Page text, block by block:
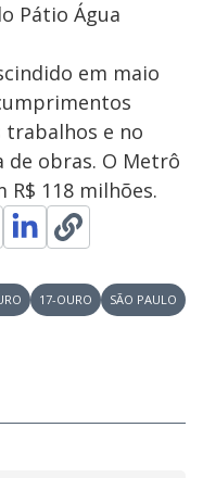
Pátio Água
em maio
trabalhos e no
obras. O Metrô
118 milhões.
17-OURO
SÃO PAULO